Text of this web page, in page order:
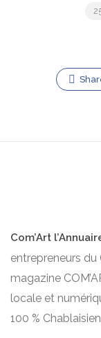
Com’Art
entrepreneurs du
magazine
locale et
100 %